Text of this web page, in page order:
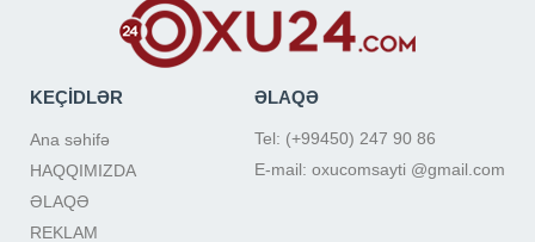
KEÇİDLƏR
Ana səhifə
HAQQIMIZDA
ƏLAQƏ
REKLAM
ƏLAQƏ
Tel: (+99450) 247 90 86
E-mail: oxucomsayti @gmail.com